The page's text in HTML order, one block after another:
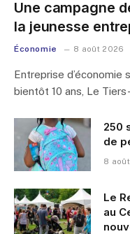
Une campagne
la jeunesse
Économie 8 août 2026
Entreprise d’économie
bientôt 10 ans, Le
250
de
8
Le
au